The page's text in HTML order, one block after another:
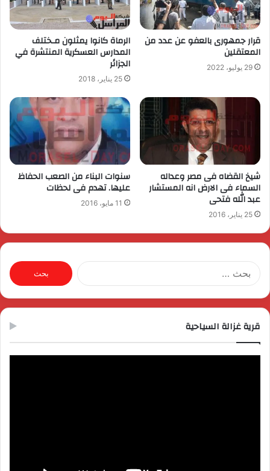
قرار جمهورى بالعفو عن عدد من
المعتقلين
29 يوليو، 2022
الرماة كانوا يمثلون مـختلف
المدارس العسكرية المنتشرة في
الجزائر
25 يناير، 2018
شيخ القضاه فى مصر وعداله
السماء فى الارض انه المستشار
عبد الله فتحى
25 يناير، 2016
سنوات البناء من الصعب الحفاظ
عليها. تهدم فى لحظات
11 مايو، 2016
البحث
عن:
قرية غزالة السياحية